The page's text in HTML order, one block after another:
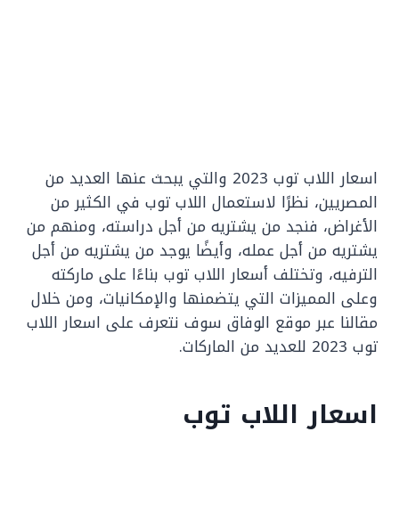
اسعار اللاب توب 2023 والتي يبحث عنها العديد من
المصريين، نظرًا لاستعمال اللاب توب في الكثير من
الأغراض، فنجد من يشتريه من أجل دراسته، ومنهم من
يشتريه من أجل عمله، وأيضًا يوجد من يشتريه من أجل
الترفيه، وتختلف أسعار اللاب توب بناءًا على ماركته
وعلى المميزات التي يتضمنها والإمكانيات، ‏ومن خلال
مقالنا عبر موقع الوفاق سوف نتعرف على اسعار اللاب
توب 2023 للعديد من الماركات.
اسعار اللاب توب